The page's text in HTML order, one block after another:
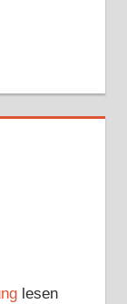
lesen